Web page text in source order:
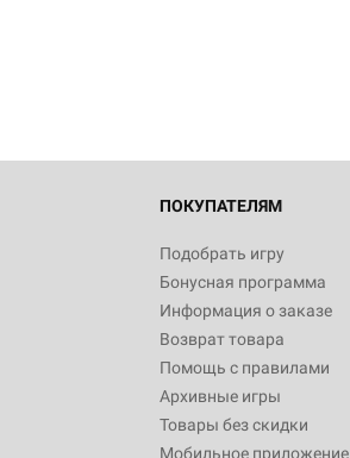
ПОКУПАТЕЛЯМ
Подобрать игру
Бонусная программа
Информация о заказе
Возврат товара
Помощь с правилами
Архивные игры
Товары без скидки
Мобильное приложение